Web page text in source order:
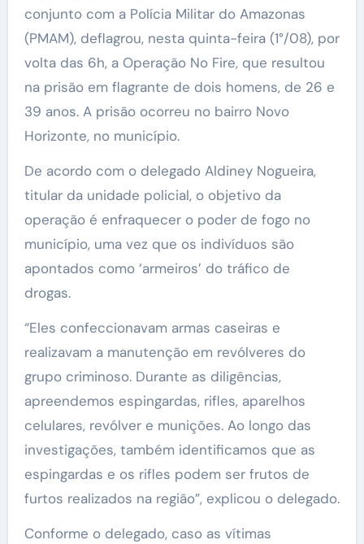
conjunto com a Polícia Militar do Amazonas
(PMAM), deflagrou, nesta quinta-feira (1°/08), por
volta das 6h, a Operação No Fire, que resultou
na prisão em flagrante de dois homens, de 26 e
39 anos. A prisão ocorreu no bairro Novo
Horizonte, no município.
De acordo com o delegado Aldiney Nogueira,
titular da unidade policial, o objetivo da
operação é enfraquecer o poder de fogo no
município, uma vez que os indivíduos são
apontados como ‘armeiros’ do tráfico de
drogas.
“Eles confeccionavam armas caseiras e
realizavam a manutenção em revólveres do
grupo criminoso. Durante as diligências,
apreendemos espingardas, rifles, aparelhos
celulares, revólver e munições. Ao longo das
investigações, também identificamos que as
espingardas e os rifles podem ser frutos de
furtos realizados na região”, explicou o delegado.
Conforme o delegado, caso as vítimas